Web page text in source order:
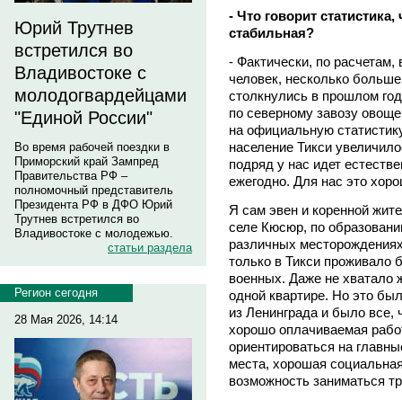
Юрий Трутнев
встретился во
Владивостоке с
молодогвардейцами
"Единой России"
Во время рабочей поездки в
Приморский край Зампред
Правительства РФ –
полномочный представитель
Президента РФ в ДФО Юрий
Трутнев встретился во
Владивостоке с молодежью.
статьи раздела
Регион сегодня
28 Мая 2026, 14:14
- Что говорит
стабильная?
- Фактически, по расчетам,
человек, несколько
столкнулись в прошлом
по северному завозу
на официальную
население Тикси
подряд у нас идет
ежегодно. Для нас это
Я сам эвен и коренной
селе Кюсюр, по
различных
только в Тикси проживало
военных. Даже не хватало
одной квартире. Но это
из Ленинграда и было
хорошо оплачиваемая
ориентироваться на
места, хорошая
возможность заниматься